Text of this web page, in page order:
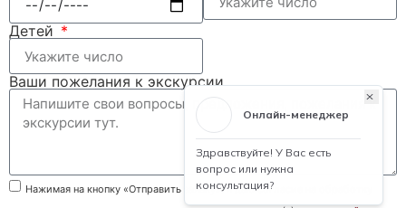
Детей
Ваши пожелания к экскурсии
Нажимая на кнопку «Отправить заявку», я даюсогласие на обработку